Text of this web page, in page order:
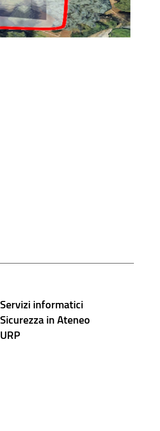
Servizi informatici
Sicurezza in Ateneo
URP